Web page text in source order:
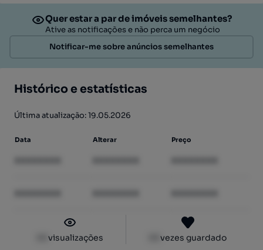
Quer estar a par de imóveis semelhantes?
Ative as notificações e não perca um negócio
Notificar-me sobre anúncios semelhantes
Histórico e estatísticas
Última atualização: 19.05.2026
Data Alterar Preço
visualizações vezes guardado